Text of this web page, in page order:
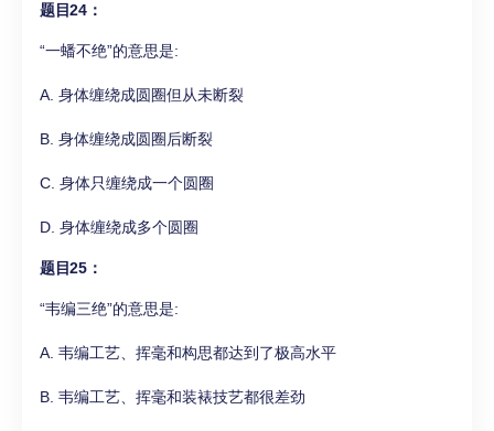
题目24：
“一蟠不绝”的意思是:
A. 身体缠绕成圆圈但从未断裂
B. 身体缠绕成圆圈后断裂
C. 身体只缠绕成一个圆圈
D. 身体缠绕成多个圆圈
题目25：
“韦编三绝”的意思是:
A. 韦编工艺、挥毫和构思都达到了极高水平
B. 韦编工艺、挥毫和装裱技艺都很差劲